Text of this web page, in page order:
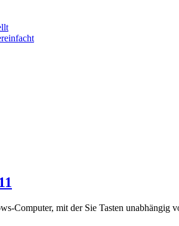
mit der Sie Tasten unabhängig